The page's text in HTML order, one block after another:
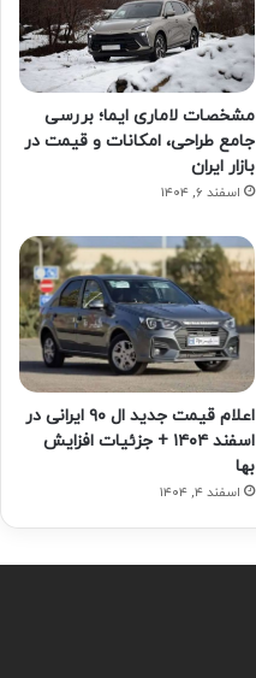
مشخصات لاماری ایما؛ بررسی
جامع طراحی، امکانات و قیمت در
بازار ایران
اسفند ۶, ۱۴۰۴
اعلام قیمت جدید ال ۹۰ ایرانی در
اسفند ۱۴۰۴ + جزئیات افزایش
بها
اسفند ۴, ۱۴۰۴